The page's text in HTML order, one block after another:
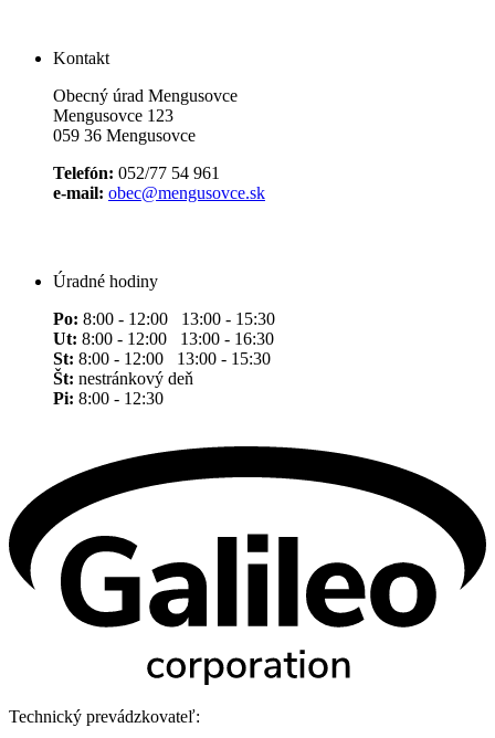
Kontakt
Obecný úrad Mengusovce
Mengusovce 123
059 36 Mengusovce
Telefón: 052/77 54 961
e-mail: obec@mengusovce.sk
Úradné hodiny
Po: 8:00 - 12:00 13:00 - 15:30
Ut: 8:00 - 12:00 13:00 - 16:30
St: 8:00 - 12:00 13:00 - 15:30
Št: nestránkový deň
Pi: 8:00 - 12:30
Technický prevádzkovateľ: